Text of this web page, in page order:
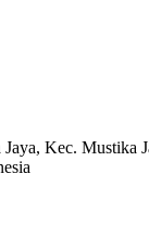
Kec. Mustika